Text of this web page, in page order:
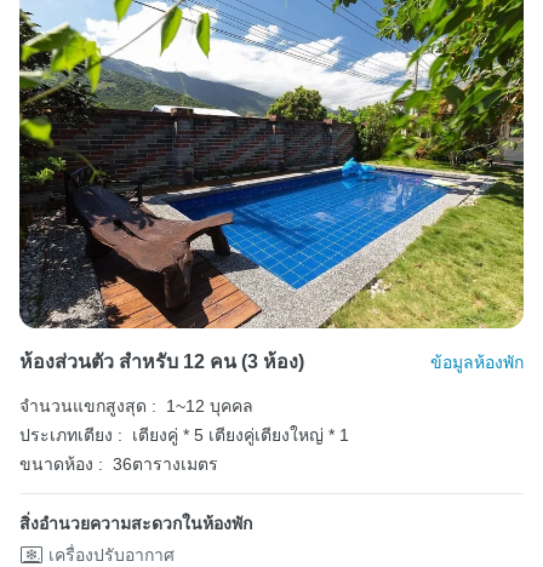
ห้องส่วนตัว สำหรับ 12 คน (3 ห้อง) ข้อมูลห้องพัก
จำนวนแขกสูงสุด :
1~12 บุคคล
ประเภทเตียง :
เตียงคู่ * 5 เตียงคู่เตียงใหญ่ * 1
ขนาดห้อง : 36ตารางเมตร
สิ่งอำนวยความสะดวกในห้องพัก
เครื่องปรับอากาศ